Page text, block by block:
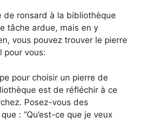
de ronsard à la bibliothèque
tâche ardue, mais en y
vous pouvez trouver le pierre
pour vous:
pour choisir un pierre de
est de réfléchir à ce
Posez-vous des
: “Qu’est-ce que je veux